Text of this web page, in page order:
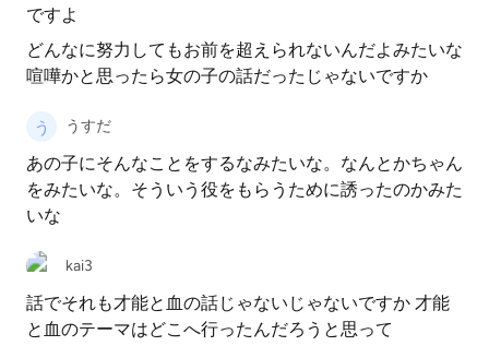
ですよ
どんなに努力してもお前を超えられないんだよみたいな
喧嘩かと思ったら女の子の話だったじゃないですか
うすだ
あの子にそんなことをするなみたいな。なんとかちゃん
をみたいな。そういう役をもらうために誘ったのかみた
いな
kai3
話でそれも才能と血の話じゃないじゃないですか 才能
と血のテーマはどこへ行ったんだろうと思って